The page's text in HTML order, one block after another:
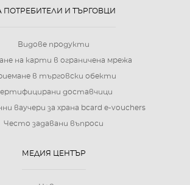
ПОТРЕБИТЕЛИ И ТЪРГОВЦИ
Видове продукти
на карти в ограничена мрежа
в търговски обекти
доставчици
ваучери за храна bcard e-vouchers
Често задавани въпроси
МЕДИЯ ЦЕНТЪР